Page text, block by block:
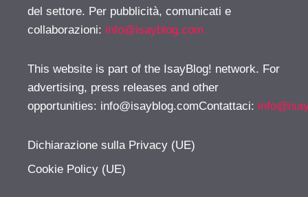
del settore. Per pubblicità, comunicati e
collaborazioni: info@isayblog.com
This website is part of the IsayBlog! network. For
advertising, press releases and other
opportunities: info@isayblog.comContattaci:
Dichiarazione sulla Privacy (UE)
Cookie Policy (UE)